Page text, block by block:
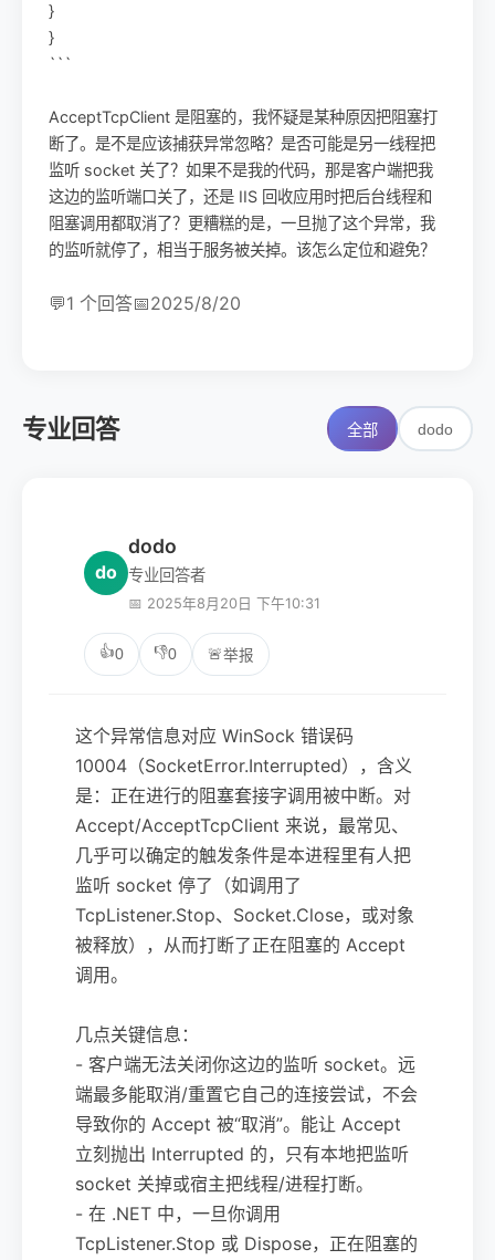
}
}
```
AcceptTcpClient 是阻塞的，我怀疑是某种原因把阻塞打
断了。是不是应该捕获异常忽略？是否可能是另一线程把
监听 socket 关了？如果不是我的代码，那是客户端把我
这边的监听端口关了，还是 IIS 回收应用时把后台线程和
阻塞调用都取消了？更糟糕的是，一旦抛了这个异常，我
的监听就停了，相当于服务被关掉。该怎么定位和避免？
💬1 个回答📅2025/8/20
专业回答 全部 dodo
do
dodo
专业回答者
📅 2025年8月20日 下午10:31
👍0 👎0 🚨举报
这个异常信息对应 WinSock 错误码
10004（SocketError.Interrupted），含义
是：正在进行的阻塞套接字调用被中断。对
Accept/AcceptTcpClient 来说，最常见、
几乎可以确定的触发条件是本进程里有人把
监听 socket 停了（如调用了
TcpListener.Stop、Socket.Close，或对象
被释放），从而打断了正在阻塞的 Accept
调用。
几点关键信息：
- 客户端无法关闭你这边的监听 socket。远
端最多能取消/重置它自己的连接尝试，不会
导致你的 Accept 被“取消”。能让 Accept
立刻抛出 Interrupted 的，只有本地把监听
socket 关掉或宿主把线程/进程打断。
- 在 .NET 中，一旦你调用
TcpListener.Stop 或 Dispose，正在阻塞的